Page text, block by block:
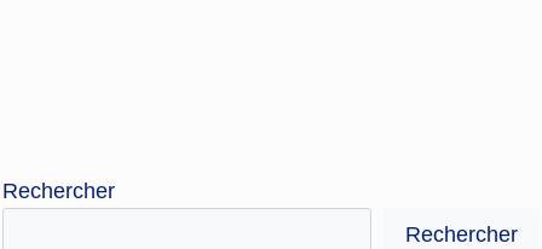
Rechercher
Rechercher